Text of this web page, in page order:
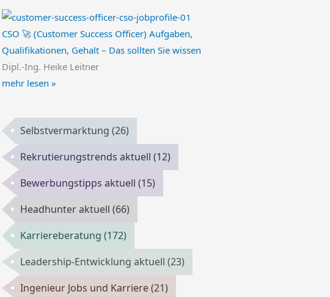
CSO 🚀 (Customer Success Officer) Aufgaben,
Qualifikationen, Gehalt – Das sollten Sie wissen
Dipl.-Ing. Heike Leitner
mehr lesen »
Selbstvermarktung (26)
Rekrutierungstrends aktuell (12)
Bewerbungstipps aktuell (15)
Headhunter aktuell (66)
Karriereberatung (172)
Leadership-Entwicklung aktuell (23)
Ingenieur Jobs und Karriere(21)